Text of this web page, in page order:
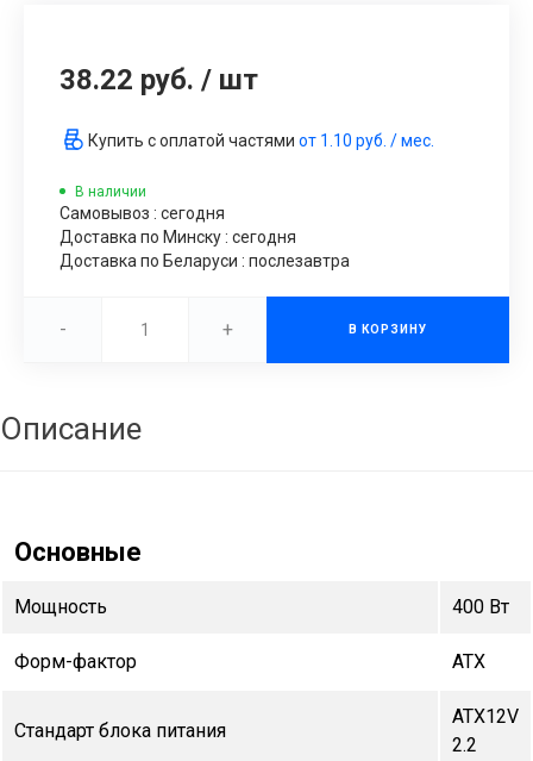
38.22 руб. / шт
Купить с оплатой частями от 1.10 руб. / мес.
В наличии
Самовывоз : сегодня
Доставка по Минску : сегодня
Доставка по Беларуси : послезавтра
- + В КОРЗИНУ
Описание
Основные
Мощность 400 Вт
Форм-фактор ATX
Стандарт блока питания
ATX12V
2.2